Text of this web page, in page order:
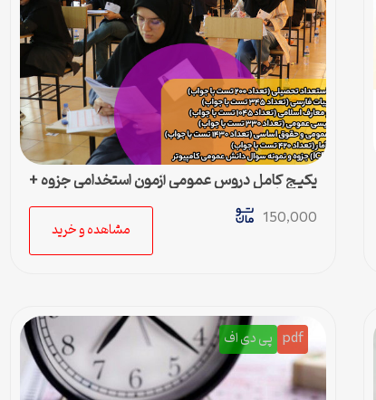
پکیج کامل دروس عمومی آزمون استخدامی جزوه +
تست با جواب
150,000
مشاهده و خرید
pdf پی دی اف